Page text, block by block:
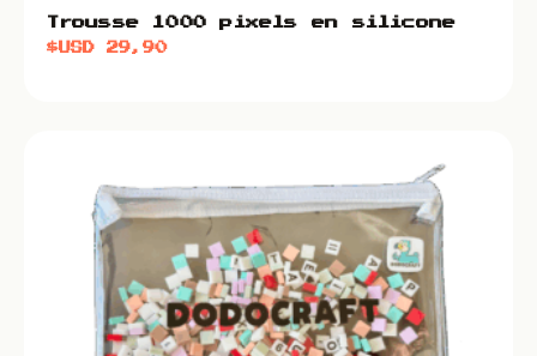
Trousse 1000 pixels en silicone
$USD29,90